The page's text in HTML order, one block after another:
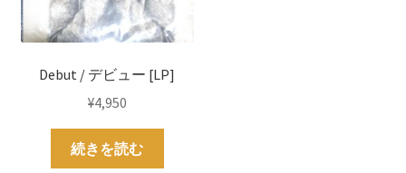
Debut / デビュー [LP]
¥4,950
続きを読む